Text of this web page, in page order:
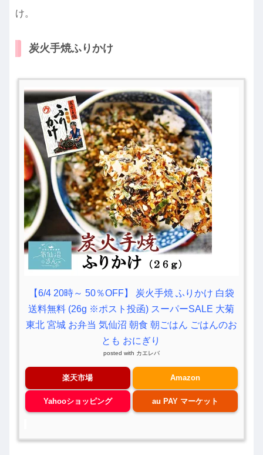
け。
炭火手焼ふりかけ
【6/4 20時～ 50％OFF】 炭火手焼 ふりかけ 白袋
送料無料 (26g ※ポスト投函) スーパーSALE 大菊
東北 宮城 お弁当 気仙沼 朝食 朝ごはん ごはんのお
とも おにぎり
posted with カエレバ
楽天市場 Amazon
Yahooショッピング au PAY マーケット